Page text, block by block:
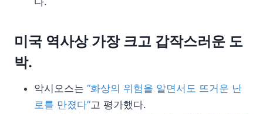
미국 역사상 가장 크고 갑작스러운 도
박.
악시오스는 “화상의 위험을 알면서도 뜨거운 난
로를 만졌다”고 평가했다.